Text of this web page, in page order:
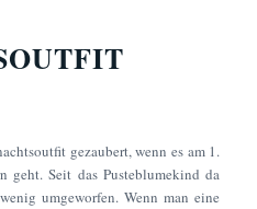
gezaubert, wenn es am 1.
geht. Seit das Pusteblumekind da
umgeworfen. Wenn man eine